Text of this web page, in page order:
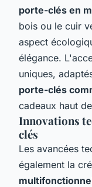
porte-clés en
bois ou le cuir
aspect
élégance.
uniques,
porte-clés
cadeaux haut
Innovations
clés
Les avancées
également la